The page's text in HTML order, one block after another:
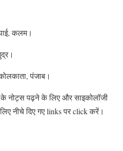
कलम।
पंजाब।
नोट्स पढ़ने के लिए और साइकोलॉजी
नीचे दिए गए links पर click करें।